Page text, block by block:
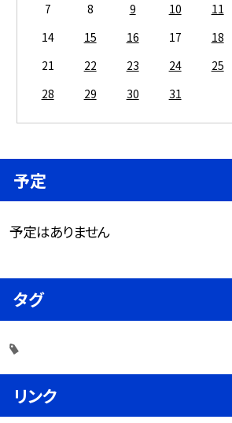
7
8 9 10 11
14
15 16 17 18
21
22 23 24 25
28
29 30 31
予定
予定はありません
タグ
リンク